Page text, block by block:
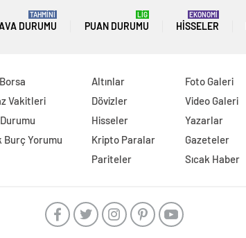
DURUMU
TAHMİNİ
PUAN DURUMU
LİG
HISSELER
EKONOMİ
Vakitleri
Burç Yorumu
Altınlar
Dövizler
Hisseler
Kripto Paralar
Pariteler
Foto Galeri
Video Galeri
Yazarlar
Gazeteler
Sıcak Haber